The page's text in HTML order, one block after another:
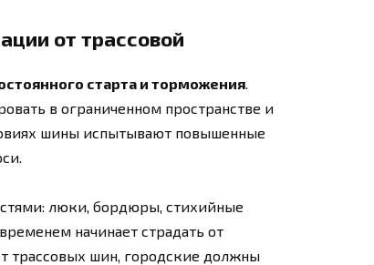
от трассовой
старта и торможения
в ограниченном пространстве и
шины испытывают повышенные
люки, бордюры, стихийные
начинает страдать от
трассовых шин, городские должны